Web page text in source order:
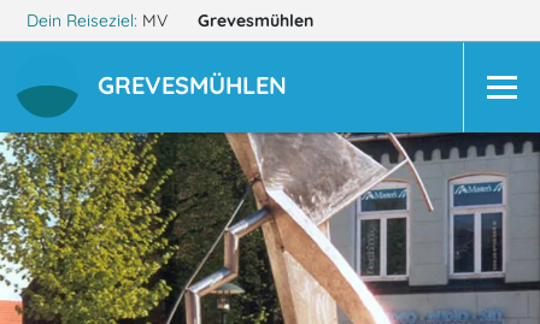
Dein Reiseziel: MV Grevesmühlen
GREVESMÜHLEN